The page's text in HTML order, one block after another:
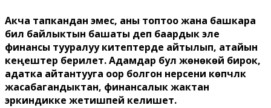
Акча тапкандан эмес, аны топтоо жана башкара
билүү байлыктын башаты деп баардык эле
финансы тууралуу китептерде айтылып, атайын
кеңештер берилет. Адамдар бул жөнөкөй бирок,
адатка айтантууга оор болгон нерсени көпчүлүк
жасабагандыктан, финансалык жактан
эркиндикке жетишпей келишет.